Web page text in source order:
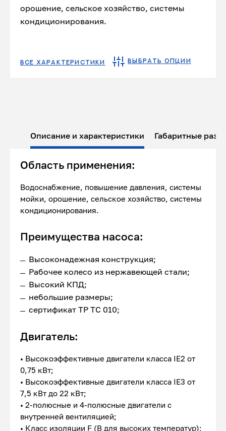
орошение, сельское хозяйство, системы
кондиционирования.
ВСЕ ХАРАКТЕРИСТИКИ ВЫБРАТЬ ОПЦИИ
Описание и характеристики Габаритные
Область применения:
Водоснабжение, повышение давления, системы
мойки, орошение, сельское хозяйство, системы
кондиционирования.
Преимущества насоса:
Высоконадежная конструкция;
Рабочее колесо из нержавеющей стали;
Высокий КПД;
небольшие размеры;
сертификат ТР ТС 010;
Двигатель:
• Высокоэффективные двигатели класса IE2 от
0,75 кВт;
• Высокоэффективные двигатели класса IE3 от
7,5 кВт до 22 кВт;
• 2-полюсные и 4-полюсные двигатели с
внутренней вентиляцией;
• Класс изоляции F (В для высоких температур);